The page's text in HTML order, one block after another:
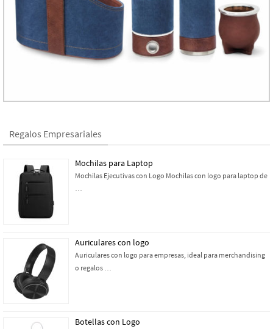
Regalos Empresariales
Mochilas para Laptop
Mochilas Ejecutivas con Logo Mochilas con logo para laptop de
…
Auriculares con logo
Auriculares con logo para empresas, ideal para merchandising
o regalos …
Botellas con Logo